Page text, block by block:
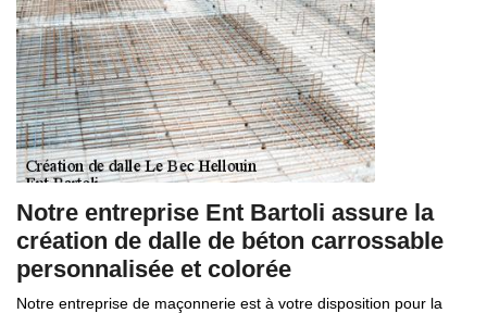
Notre entreprise Ent Bartoli assure la
création de dalle de béton carrossable
personnalisée et colorée
Notre entreprise de maçonnerie est à votre disposition pour la